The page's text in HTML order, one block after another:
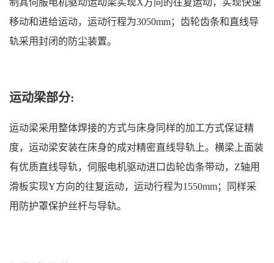
制其伺服电机驱动运动梁实现X方向的往复运动，实现快速
移动和进给运动，运动行程为3050mm；齿轮齿条和直线导
轨采用封闭的防尘装置。
运动梁部分:
运动梁采用整体焊接的方式与床身同样的加工方式保证精
度，运动梁安装在床身的成对精密直线导轨上。横梁上面装
有优质直线导轨，伺服电机驱动进口齿轮齿条带动，Z轴用
滑板实现Y方向的往复运动，运动行程为1550mm；同样采
用防护罩保护丝杆与导轨。